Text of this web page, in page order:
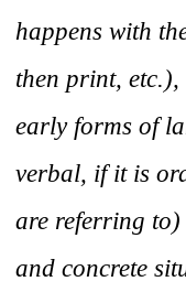
happens with
then print, etc.),
early forms of
verbal, if it is
are referring to)
and concrete